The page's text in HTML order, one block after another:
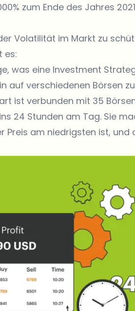
zum Ende des Jahres
Volatilität im Markt zu
es:
was eine Investment
auf verschiedenen Börsen
ist verbunden mit 35
24 Stunden am Tag. Sie
Preis am niedrigsten ist, und